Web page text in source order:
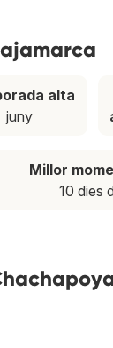
alta
juny
Millor
10 dies